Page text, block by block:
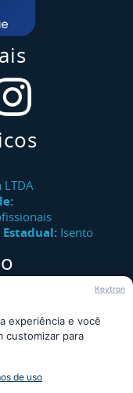
LTDA
Estadual: Isento
emitidos peloKeytron
experiência e você
customizar para
de uso